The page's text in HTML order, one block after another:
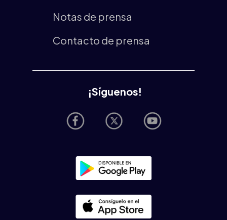
Notas de prensa
Contacto de prensa
¡Síguenos!